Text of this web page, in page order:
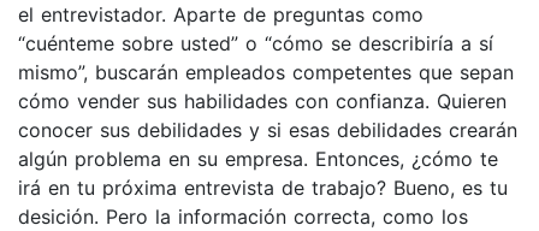
el entrevistador. Aparte de preguntas como
“cuénteme sobre usted” o “cómo se describiría a sí
mismo”, buscarán empleados competentes que sepan
cómo vender sus habilidades con confianza. Quieren
conocer sus debilidades y si esas debilidades crearán
algún problema en su empresa. Entonces, ¿cómo te
irá en tu próxima entrevista de trabajo? Bueno, es tu
desición. Pero la información correcta, como los